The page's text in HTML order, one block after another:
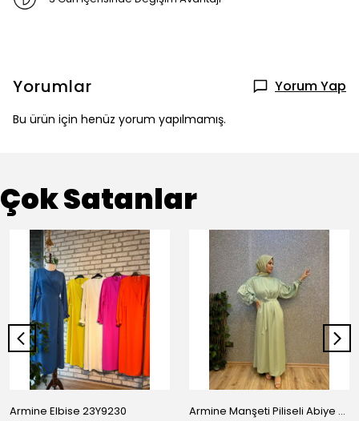
Yorumlar Yorum Yap
Bu ürün için henüz yorum yapılmamış.
Çok Satanlar
Armine Elbise 23Y9230 Armine Manşeti Piliseli Abiye Elbise 23Y9617